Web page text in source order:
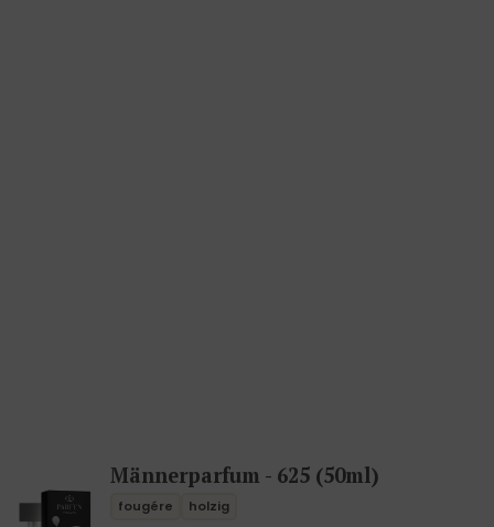
Männerparfum - 625 (50ml)
fougére holzig